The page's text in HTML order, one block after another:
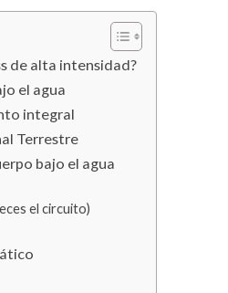
de alta intensidad?
el agua
integral
Terrestre
bajo el agua
el circuito)